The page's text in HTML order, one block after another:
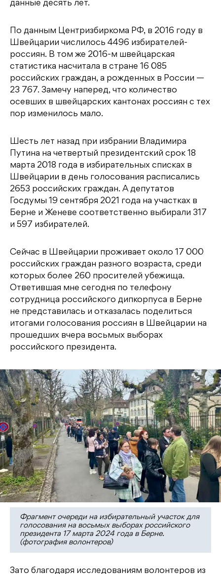
данные десять лет.
По данным Центризбиркома РФ, в 2016 году в
Швейцарии числилось 4496 избирателей-
россиян. В том же 2016-м швейцарская
статистика насчитала в стране 16 085
российских граждан, а рожденных в России —
23 767. Замечу наперед, что количество
осевших в швейцарских кантонах россиян с тех
пор изменилось мало.
Шесть лет назад при избрании Владимира
Путина на четвертый президентский срок 18
марта 2018 года в избирательных списках в
Швейцарии в день голосования расписались
2653 российских граждан. А депутатов
Госдумы 19 сентября 2021 года на участках в
Берне и Женеве соответственно выбирали 317
и 597 избирателей.
Сейчас в Швейцарии проживает около 17 000
российских граждан разного возраста, среди
которых более 260 просителей убежища.
Ответившая мне сегодня по телефону
сотрудница российского дипкорпуса в Берне
не представилась и отказалась поделиться
итогами голосования россиян в Швейцарии на
прошедших вчера восьмых выборах
российского президента.
Фрагмент очереди на избирательный участок для
голосования на восьмых выборах российского
президента 17 марта 2024 года в Берне.
(фотография волонтеров)
Зато благодаря исследованиям волонтеров из